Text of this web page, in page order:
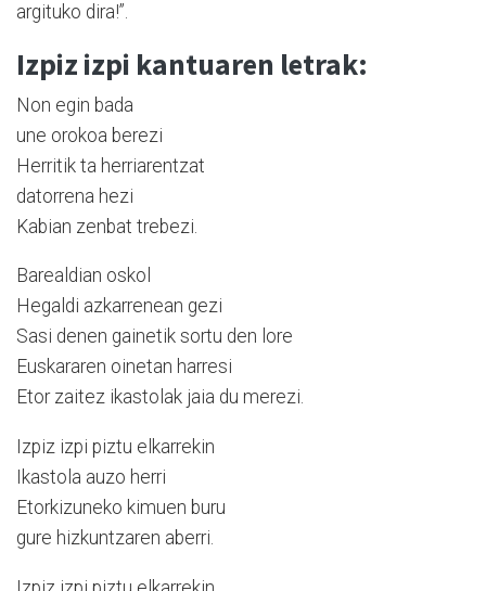
argituko dira!”.
Izpiz izpi kantuaren letrak:
Non egin bada
une orokoa berezi
Herritik ta herriarentzat
datorrena hezi
Kabian zenbat trebezi.
Barealdian oskol
Hegaldi azkarrenean gezi
Sasi denen gainetik sortu den lore
Euskararen oinetan harresi
Etor zaitez ikastolak jaia du merezi.
Izpiz izpi piztu elkarrekin
Ikastola auzo herri
Etorkizuneko kimuen buru
gure hizkuntzaren aberri.